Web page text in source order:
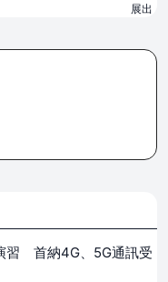
展出
習 首納4G、5G通訊受